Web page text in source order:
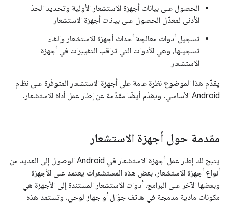
الحصول على بيانات أجهزة الاستشعار الأولية وتحديد الحدّ
الأدنى لمعدّل الحصول على بيانات أجهزة الاستشعار
تسجيل أدوات معالجة أحداث أجهزة الاستشعار وإلغاء
تسجيلها، وهي الأدوات التي تراقب التغييرات في أجهزة
الاستشعار
يقدّم هذا الموضوع نظرة عامة على أجهزة الاستشعار المتوفّرة على نظام
Android الأساسي. ويقدّم أيضًا مقدّمة عن إطار عمل أداة الاستشعار.
مقدمة حول أجهزة الاستشعار
يتيح لك إطار عمل أجهزة الاستشعار في Android الوصول إلى العديد من
أنواع أجهزة الاستشعار. بعض هذه المستشعرات يعتمد على الأجهزة
وبعضها الآخر على البرامج. أدوات الاستشعار المستندة إلى الأجهزة هي
مكونات مادية مدمجة في هاتف جوّال أو جهاز لوحي. وتستمد هذه